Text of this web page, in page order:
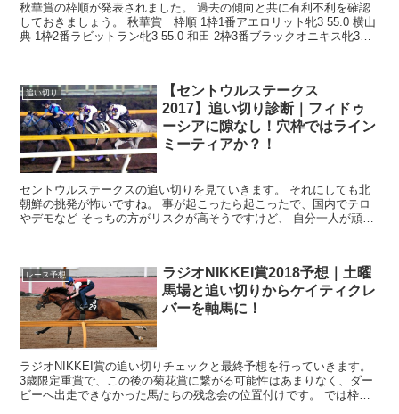
秋華賞の枠順が発表されました。 過去の傾向と共に有利不利を確認
しておきましょう。 秋華賞 枠順 1枠1番アエロリット牝3 55.0 横山
典 1枠2番ラビットラン牝3 55.0 和田 2枠3番ブラックオニキス牝3
追い切り
【セントウルステークス
2017】追い切り診断｜フィドゥ
ーシアに隙なし！穴枠ではライン
ミーティアか？！
セントウルステークスの追い切りを見ていきます。 それにしても北
朝鮮の挑発が怖いですね。 事が起こったら起こったで、国内でテロ
やデモなど そっちの方がリスクが高そうですけど、 自分一人が頑張
レース予想
ラジオNIKKEI賞2018予想｜土曜
馬場と追い切りからケイティクレ
バーを軸馬に！
ラジオNIKKEI賞の追い切りチェックと最終予想を行っていきます。
3歳限定重賞で、この後の菊花賞に繋がる可能性はあまりなく、ダー
ビーへ出走できなかった馬たちの残念会の位置付けです。 では枠順